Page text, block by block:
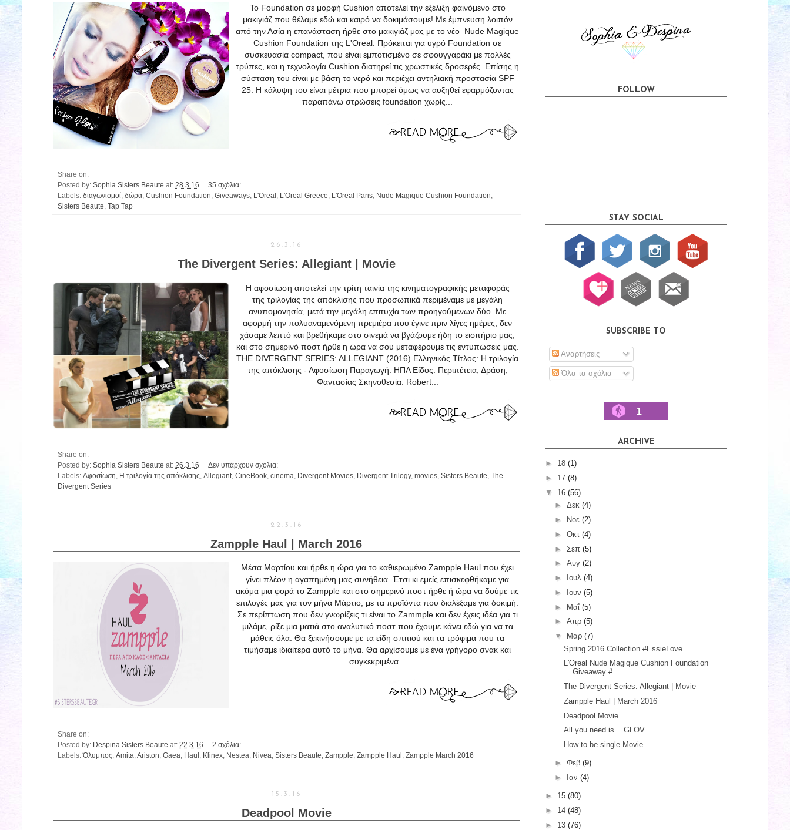
To Foundation σε μορφή Cushion αποτελεί την εξέλιξη φαινόμενο στο
μακιγιάζ που θέλαμε εδώ και καιρό να δοκιμάσουμε! Με έμπνευση λοιπόν
από την Ασία η επανάσταση ήρθε στο μακιγιάζ μας με το νέο Nude Magique
Cushion Foundation της L'Oreal. Πρόκειται για υγρό Foundation σε
συσκευασία compact, που είναι εμποτισμένο σε σφουγγαράκι με πολλές
τρύπες, και η τεχνολογία Cushion διατηρεί τις χρωστικές δροσερές. Επίσης η
σύσταση του είναι με βάση το νερό και περιέχει αντηλιακή προστασία SPF
25. Η κάλυψη του είναι μέτρια που μπορεί όμως να αυξηθεί εφαρμόζοντας
παραπάνω στρώσεις foundation χωρίς...
Share on:
Posted by: Sophia Sisters Beaute at: 28.3.16
35 σχόλια:
Labels: διαγωνισμοί δώρα Cushion Foundation Giveaways L'Oreal L'Oreal Greece L'Oreal Paris Nude Magique Cushion Foundation
Sisters Beaute Tap Tap
26.3.16
The Divergent Series: Allegiant | Movie
Η αφοσίωση αποτελεί την τρίτη ταινία της κινηματογραφικής μεταφοράς
της τριλογίας της απόκλισης που προσωπικά περιμέναμε με μεγάλη
ανυπομονησία, μετά την μεγάλη επιτυχία των προηγούμενων δύο. Με
αφορμή την πολυαναμενόμενη πρεμιέρα που έγινε πριν λίγες ημέρες, δεν
χάσαμε λεπτό και βρεθήκαμε στο σινεμά να βγάζουμε ήδη το εισιτήριο μας,
και στο σημερινό ποστ ήρθε η ώρα να σου μεταφέρουμε τις εντυπώσεις μας.
THE DIVERGENT SERIES: ALLEGIANT (2016) Ελληνικός Τίτλος: Η τριλογία
της απόκλισης - Αφοσίωση Παραγωγή: ΗΠΑ Είδος: Περιπέτεια, Δράση,
Φαντασίας Σκηνοθεσία: Robert...
Share on:
Posted by: Sophia Sisters Beaute at: 26.3.16
Δεν υπάρχουν σχόλια:
Labels: Αφοσίωση Η τριλογία της απόκλισης Allegiant CineBook cinema Divergent Movies Divergent Trilogy, movies Sisters Beaute The
Divergent Series
22.3.16
Zampple Haul | March 2016
Μέσα Μαρτίου και ήρθε η ώρα για το καθιερωμένο Zampple Haul που έχει
γίνει πλέον η αγαπημένη μας συνήθεια. Έτσι κι εμείς επισκεφθήκαμε για
ακόμα μια φορά το Zampple και στο σημερινό ποστ ήρθε ή ώρα να δούμε τις
επιλογές μας για τον μήνα Μάρτιο, με τα προϊόντα που διαλέξαμε για δοκιμή.
Σε περίπτωση που δεν γνωρίζεις τι είναι το Zammple και δεν έχεις ιδέα για τι
μιλάμε, ρίξε μια ματιά στο αναλυτικό ποστ που έχουμε κάνει εδώ για να τα
μάθεις όλα. Θα ξεκινήσουμε με τα είδη σπιτιού και τα τρόφιμα που τα
τιμήσαμε ιδιαίτερα αυτό το μήνα. Θα αρχίσουμε με ένα γρήγορο σνακ και
συγκεκριμένα...
Share on:
Posted by: Despina Sisters Beaute at: 22.3.16
2 σχόλια:
Labels:Όλυμπος Amita Ariston Gaea Haul Klinex Nestea Nivea Sisters Beaute Zampple Zampple Haul Zampple March 2016
15.3.16
Deadpool Movie
FOLLOW
STAY SOCIAL
SUBSCRIBE TO
Αναρτήσεις
Όλα τα σχόλια
1
ARCHIVE
► 18 (1)
► 17 (8)
▼ 16 (56)
► Δεκ (4)
►
Νοε (2)
► Οκτ (4)
► Σεπ (5)
► Αυγ (2)
►
Ιουλ (4)
►
Ιουν (5)
► Μαΐ (5)
► Απρ (5)
▼
Μαρ (7)
Spring 2016 Collection #EssieLove
L'Oreal Nude Magique Cushion Foundation
Giveaway #...
The Divergent Series: Allegiant | Movie
Zampple Haul | March 2016
Deadpool Movie
All you need is... GLOV
How to be single Movie
► Φεβ (9)
►
Ιαν (4)
► 15 (80)
► 14 (48)
► 13 (76)